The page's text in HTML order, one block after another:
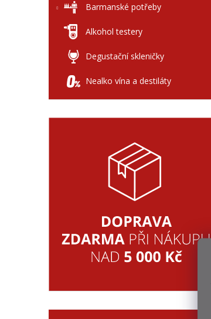
Barmanské potřeby
Alkohol testery
Degustační skleničky
Nealko vína a destiláty